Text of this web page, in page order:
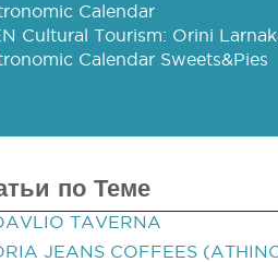
Calendar
Cultural Tourism: Orini
Calendar Sweets&Pies
по Теме
TAVERNA
JEANS COFFEES